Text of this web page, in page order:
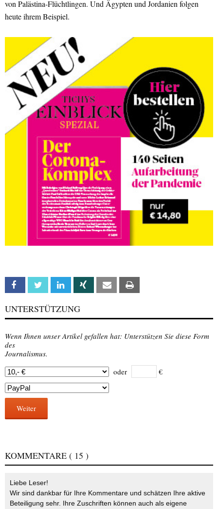
von Palästina-Flüchtlingen. Und Ägypten und Jordanien folgen
heute ihrem Beispiel.
Facebook Twitter Linkedin Xing Email
UNTERSTÜTZUNG
Wenn Ihnen unser Artikel gefallen hat: Unterstützen Sie diese Form
des
Journalismus.
oder
€
Weiter
KOMMENTARE ( 15 )
Liebe Leser!
Wir sind dankbar für Ihre Kommentare und schätzen Ihre aktive
Beteiligung sehr. Ihre Zuschriften können auch als eigene